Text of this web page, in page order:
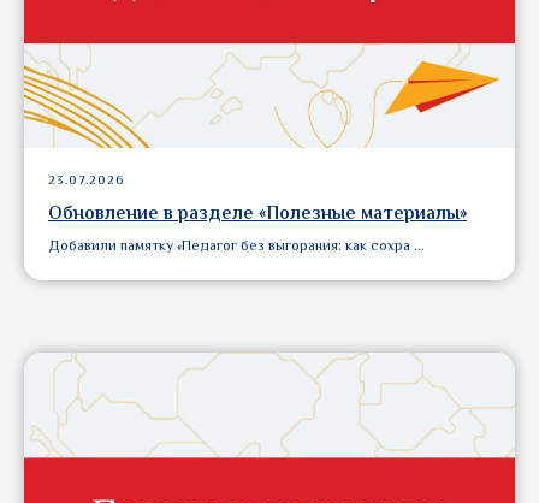
23.07.2026
Обновление в разделе «Полезные материалы»
Добавили памятку «Педагог без выгорания: как сохра ...